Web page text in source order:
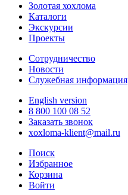
Золотая хохлома
Каталоги
Экскурсии
Проекты
Сотрудничество
Новости
Служебная информация
English version
8 800 100 08 52
Заказать звонок
xoxloma-klient@mail.ru
Поиск
Избранное
Корзина
Войти